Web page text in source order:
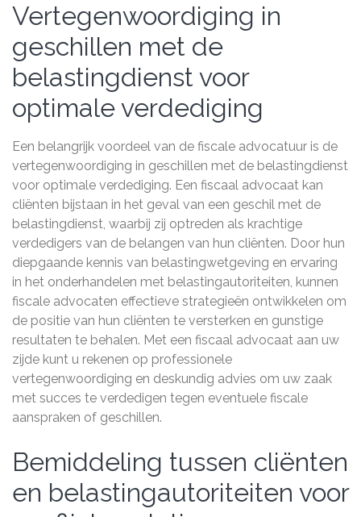
Vertegenwoordiging in
geschillen met de
belastingdienst voor
optimale verdediging
Een belangrijk voordeel van de fiscale advocatuur is de
vertegenwoordiging in geschillen met de belastingdienst
voor optimale verdediging. Een fiscaal advocaat kan
cliënten bijstaan in het geval van een geschil met de
belastingdienst, waarbij zij optreden als krachtige
verdedigers van de belangen van hun cliënten. Door hun
diepgaande kennis van belastingwetgeving en ervaring
in het onderhandelen met belastingautoriteiten, kunnen
fiscale advocaten effectieve strategieën ontwikkelen om
de positie van hun cliënten te versterken en gunstige
resultaten te behalen. Met een fiscaal advocaat aan uw
zijde kunt u rekenen op professionele
vertegenwoordiging en deskundig advies om uw zaak
met succes te verdedigen tegen eventuele fiscale
aanspraken of geschillen.
Bemiddeling tussen cliënten
en belastingautoriteiten voor